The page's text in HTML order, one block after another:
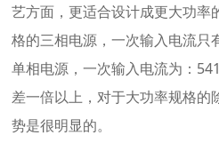
艺方面，更适合设计成更大功率
格的三相电源，一次输入电流只
单相电源，一次输入电流为：
差一倍以上，对于大功率规格的
势是很明显的。